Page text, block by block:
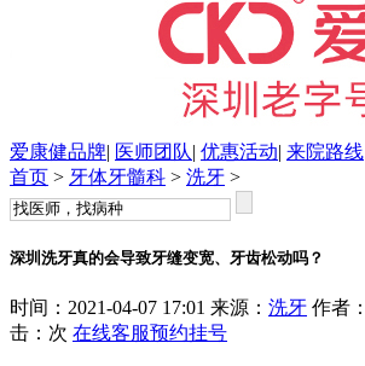
爱康健品牌| 医师团队| 优惠活动| 来院路线
首页 > 牙体牙髓科 > 洗牙 >
深圳洗牙真的会导致牙缝变宽、牙齿松动吗？
时间：2021-04-07 17:01 来源： 洗牙 作者：
击： 次 在线客服预约挂号